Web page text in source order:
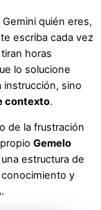
quién eres,
escriba cada vez
horas
lo solucione
instrucción, sino
contexto.
de la frustración
Gemelo
estructura de
y